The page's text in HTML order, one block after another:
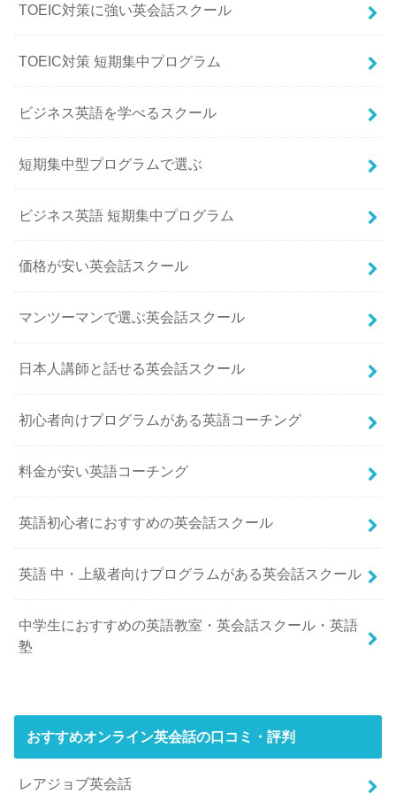
TOEIC対策に強い英会話スクール
TOEIC対策 短期集中プログラム
ビジネス英語を学べるスクール
短期集中型プログラムで選ぶ
ビジネス英語 短期集中プログラム
価格が安い英会話スクール
マンツーマンで選ぶ英会話スクール
日本人講師と話せる英会話スクール
初心者向けプログラムがある英語コーチング
料金が安い英語コーチング
英語初心者におすすめの英会話スクール
英語 中・上級者向けプログラムがある英会話スクール
中学生におすすめの英語教室・英会話スクール・英語
塾
おすすめオンライン英会話の口コミ・評判
レアジョブ英会話